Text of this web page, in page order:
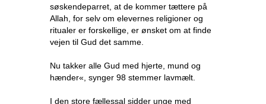
søskendeparret, at de kommer tættere på
Allah, for selv om elevernes religioner og
ritualer er forskellige, er ønsket om at finde
vejen til Gud det samme.
Nu takker alle Gud med hjerte, mund og
hænder«, synger 98 stemmer lavmælt.
I den store fællessal sidder unge med